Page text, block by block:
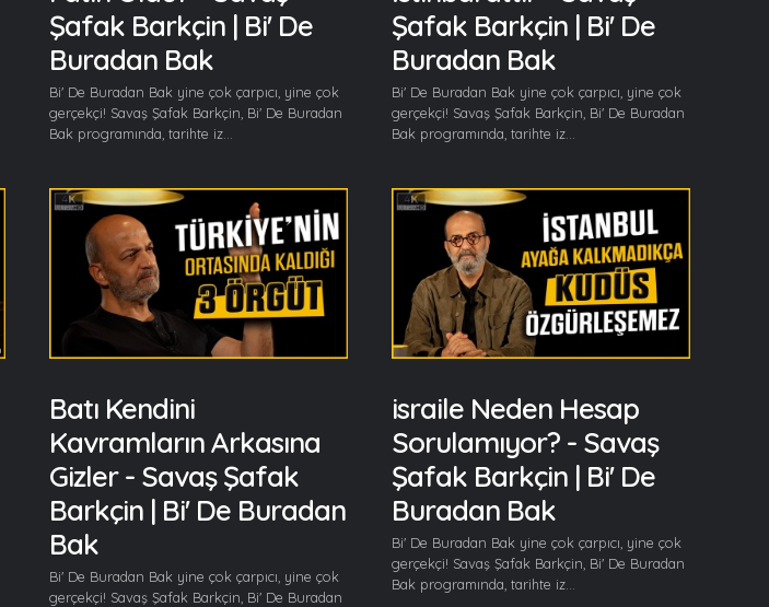
Şafak Barkçin | Bi' De
Buradan Bak
Bi' De Buradan Bak yine çok çarpıcı, yine çok
gerçekçi! Savaş Şafak Barkçin, Bi' De Buradan
Bak programında, tarihte iz...
Şafak Barkçin | Bi' De
Buradan Bak
Bi' De Buradan Bak yine çok çarpıcı, yine çok
gerçekçi! Savaş Şafak Barkçin, Bi' De Buradan
Bak programında, tarihte iz...
Batı Kendini
Kavramların Arkasına
Gizler - Savaş Şafak
Barkçin | Bi' De Buradan
Bak
Bi' De Buradan Bak yine çok çarpıcı, yine çok
gerçekçi! Savaş Şafak Barkçin, Bi' De Buradan
israile Neden Hesap
Sorulamıyor? - Savaş
Şafak Barkçin | Bi' De
Buradan Bak
Bi' De Buradan Bak yine çok çarpıcı, yine çok
gerçekçi! Savaş Şafak Barkçin, Bi' De Buradan
Bak programında, tarihte iz...